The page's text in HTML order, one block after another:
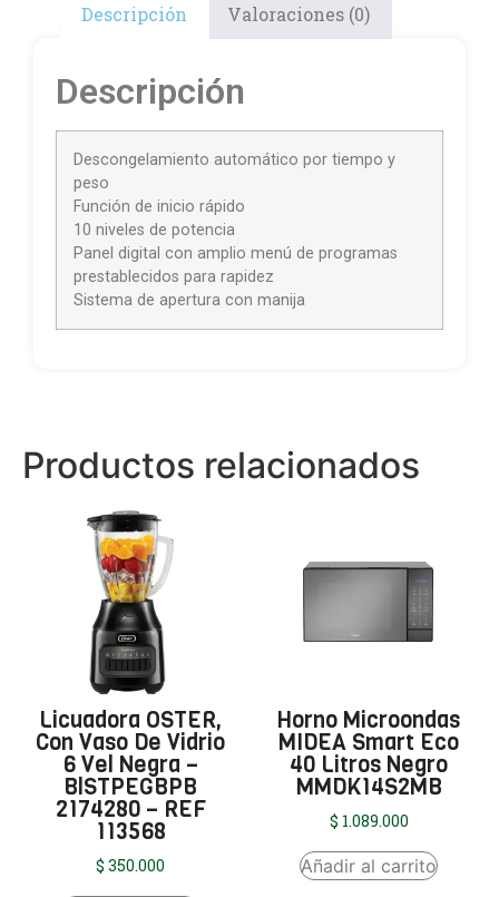
Descripción Valoraciones (0)
Descripción
Descongelamiento automático por tiempo y
peso
Función de inicio rápido
10 niveles de potencia
Panel digital con amplio menú de programas
prestablecidos para rapidez
Sistema de apertura con manija
Productos relacionados
Licuadora OSTER,
Con Vaso De Vidrio
6 Vel Negra –
BlSTPEGBPB
2174280 – REF
113568
$ 350.000
Horno Microondas
MIDEA Smart Eco
40 Litros Negro
MMDK14S2MB
$ 1.089.000
Añadir al carrito